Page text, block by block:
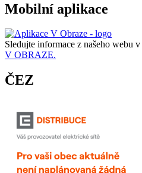
Mobilní aplikace
Sledujte informace z našeho webu v
V OBRAZE.
ČEZ